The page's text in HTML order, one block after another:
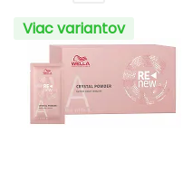
Viac variantov